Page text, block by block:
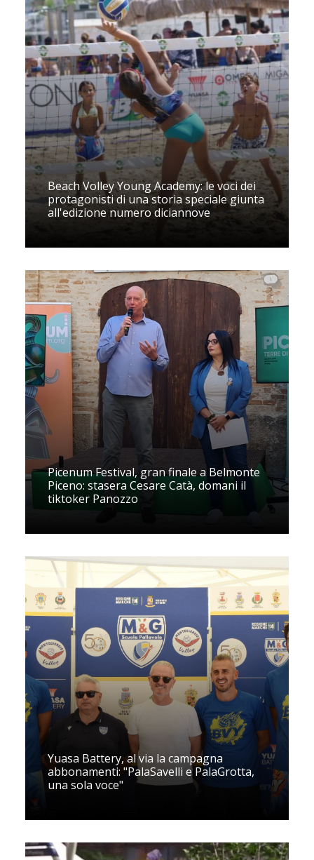
Beach Volley Young Academy: le voci dei
protagonisti di una storia speciale giunta
all'edizione numero diciannove
Picenum Festival, gran finale a Belmonte
Piceno: stasera Cesare Catà, domani il
tiktoker Panozzo
Yuasa Battery, al via la campagna
abbonamenti: "PalaSavelli e PalaGrotta,
una sola voce"